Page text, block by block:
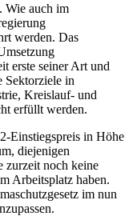
Wie auch im
werden. Das
erste seiner Art und
Sektorziele in
Kreislauf- und
erfüllt werden.
Einstiegspreis in Höhe
diejenigen
zurzeit noch keine
Arbeitsplatz haben.
im nun